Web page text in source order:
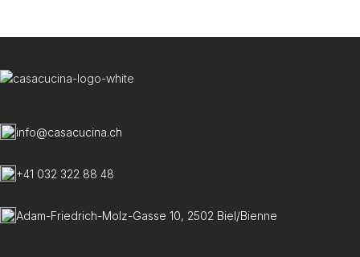
info@casacucina.ch
+41 032 322 88 48
Adam-Friedrich-Molz-Gasse 10, 2502 Biel/Bienne